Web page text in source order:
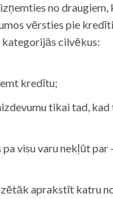
no draugiem,
vērsties pie
cilvēkus:
kredītu;
tikai tad,
pa visu varu nekļūt par
aprakstīt katru